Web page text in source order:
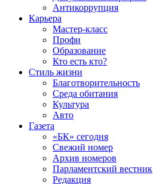
Антикоррупция
Карьера
Мастер-класс
Профи
Образование
Кто есть кто?
Стиль жизни
Благотворительность
Среда обитания
Культура
Авто
Газета
«БК» сегодня
Свежий номер
Архив номеров
Парламентский вестник
Редакция